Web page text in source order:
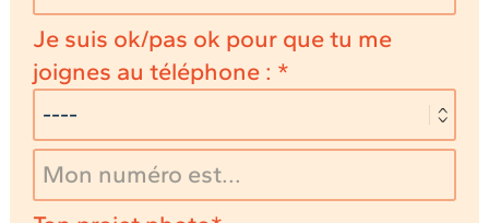
Je suis ok/pas ok pour que tu me
joignes au téléphone :